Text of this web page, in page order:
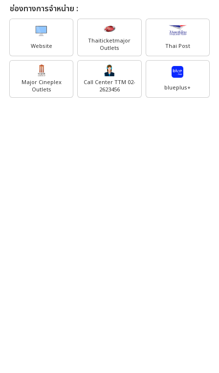
ช่องทางการจำหน่าย :
Website
Thaiticketmajor
Outlets
Thai Post
Major Cineplex
Outlets
Call Center TTM 02-
2623456
blueplus+